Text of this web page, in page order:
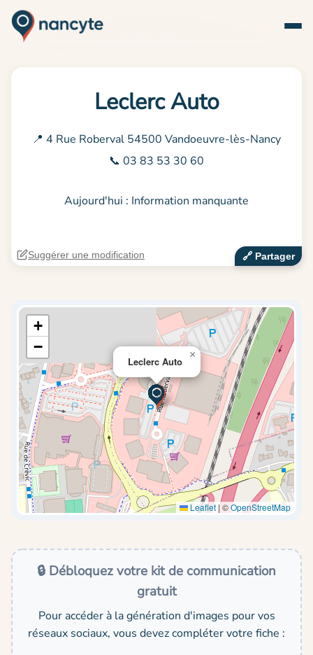
Leclerc Auto
📍 4 Rue Roberval 54500 Vandoeuvre-lès-Nancy
📞 03 83 53 30 60
Aujourd'hui : Information manquante
🔗‍️ Partager
Suggérer une modification
Leclerc Auto
×
+
−
Leaflet |©OpenStreetMap
🔒 Débloquez votre kit de communication
gratuit
Pour accéder à la génération d'images pour vos
réseaux sociaux, vous devez compléter votre fiche :